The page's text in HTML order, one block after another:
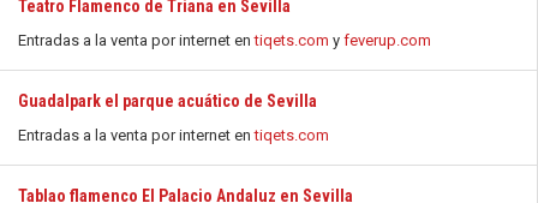
Teatro Flamenco de Triana en Sevilla
Entradas a la venta por internet entiqets.com y feverup.com
Guadalpark el parque acuático de Sevilla
Entradas a la venta por internet entiqets.com
Tablao flamenco El Palacio Andaluz en Sevilla